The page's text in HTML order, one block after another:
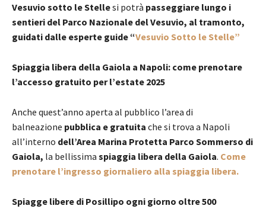
Vesuvio sotto le Stellesi potrà passeggiare lungo i
sentieri del Parco Nazionale del Vesuvio, al tramonto,
guidati dalle esperte guide“Vesuvio Sotto le Stelle”
Spiaggia libera della Gaiola a Napoli: come prenotare
l’accesso gratuito per l’estate 2025
Anche quest’anno aperta al pubblico l’area di
balneazione pubblica e gratuita che si trova a Napoli
all’interno dell’Area Marina Protetta Parco Sommerso di
Gaiola, la bellissima spiaggia libera della Gaiola. Come
prenotare l’ingresso giornaliero alla spiaggia libera.
Spiagge libere di Posillipo ogni giorno oltre 500